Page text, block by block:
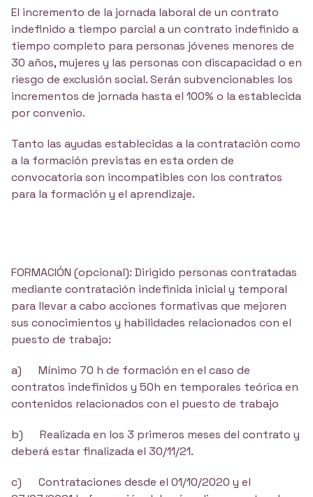
El incremento de la jornada laboral de un contrato
indefinido a tiempo parcial a un contrato indefinido a
tiempo completo para personas jóvenes menores de
30 años, mujeres y las personas con discapacidad o en
riesgo de exclusión social. Serán subvencionables los
incrementos de jornada hasta el 100% o la establecida
por convenio.
Tanto las ayudas establecidas a la contratación como
a la formación previstas en esta orden de
convocatoria son incompatibles con los contratos
para la formación y el aprendizaje.
FORMACIÓN (opcional): Dirigido personas contratadas
mediante contratación indefinida inicial y temporal
para llevar a cabo acciones formativas que mejoren
sus conocimientos y habilidades relacionados con el
puesto de trabajo:
a) Mínimo 70 h de formación en el caso de
contratos indefinidos y 50h en temporales teórica en
contenidos relacionados con el puesto de trabajo
b) Realizada en los 3 primeros meses del contrato y
deberá estar finalizada el 30/11/21.
c) Contrataciones desde el 01/10/2020 y el